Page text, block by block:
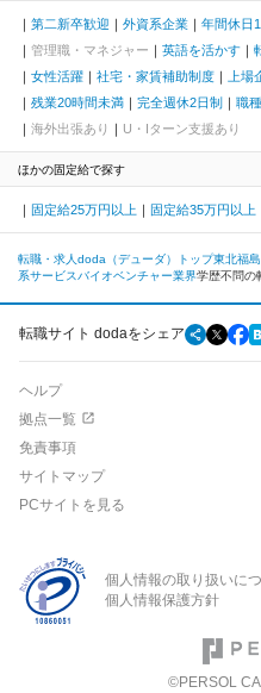
第二新卒歓迎 外資系企業 年間休日
管理職・マネジャー
英語を活かす
女性活躍
社宅・家賃補助制度 上場
残業20時間未満
完全週休2日制 職
海外出張あり
U・Iターン支援あり
ほかの固定給で探す
固定給25万円以上 固定給35万円以上
転職・求人doda（デューダ）トップ東北福
系サービス バイオベンチャー業界学歴不問の
転職サイト dodaをシェア
ヘルプ
拠点一覧
免責事項
サイトマップ
PCサイトを見る
個人情報の取り扱いに
個人情報保護方針
©PERSOL